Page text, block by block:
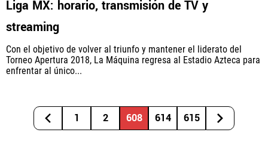
Liga MX: horario, transmisión de TV y
streaming
Con el objetivo de volver al triunfo y mantener el liderato del
Torneo Apertura 2018, La Máquina regresa al Estadio Azteca para
enfrentar al único...
1 2 608 614 615